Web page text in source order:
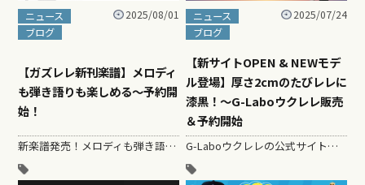
ニュース
ブログ
2025/08/01
【ガズレレ新刊楽譜】メロディ
も弾き語りも楽しめる〜予約開
始！
新楽譜発売！メロディも弾き語りも楽しめる、ガズレレ流ハイブリッド楽譜でみんなの音楽人生がもっと楽しくなる！ 今日はみんなに、最高にワ…
ニュース
ブログ
2025/07/24
【新サイトOPEN & NEWモデ
ル登場】厚さ2cmのたびレレに
漆黒！〜G-Laboウクレレ販売
＆予約開始
G-Laboウクレレの公式サイトがオープンしました！ 是非遊びに行ってくださいー http…